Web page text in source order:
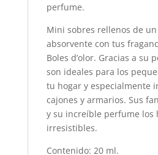
perfume.
Mini sobres rellenos de
absorvente con tus
Boles d’olor. Gracias a su
son ideales para los
tu hogar y especialmente
cajones y armarios. Sus
y su increíble perfume los
irresistibles.
Contenido: 20 ml.